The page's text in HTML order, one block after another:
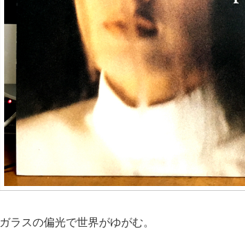
ガラスの偏光で世界がゆがむ。